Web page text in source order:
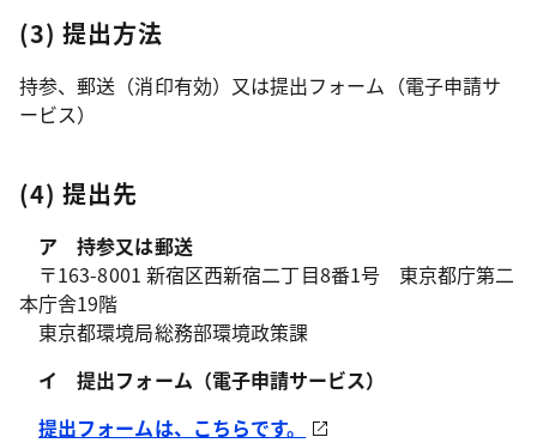
(3) 提出方法
持参、郵送（消印有効）又は提出フォーム（電子申請サ
ービス）
(4) 提出先
ア 持参又は郵送
〒163-8001 新宿区西新宿二丁目8番1号 東京都庁第二
本庁舎19階
東京都環境局総務部環境政策課
イ 提出フォーム（電子申請サービス）
提出フォームは、こちらです。